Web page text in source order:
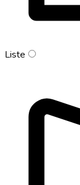
Liste